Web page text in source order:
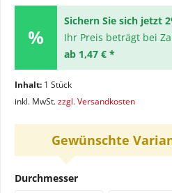
Sichern Sie sich jetzt
Ihr Preis beträgt bei
ab 1,47 € *
Inhalt: 1 Stück
inkl. MwSt.zzgl. Versandkosten
Gewünschte
Durchmesser